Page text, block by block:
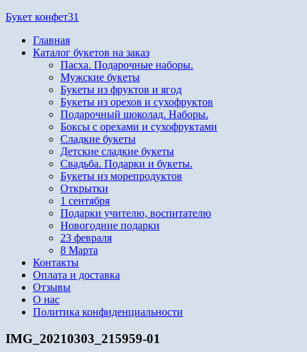
Перейти
содержимому
Букет конфет31
Главная
Каталог букетов на заказ
Пасха. Подарочные наборы.
Мужские букеты
Букеты из фруктов и ягод
Букеты из орехов и сухофруктов
Подарочный шоколад. Наборы.
Боксы с орехами и сухофруктами
Сладкие букеты
Детские сладкие букеты
Свадьба. Подарки и букеты.
Букеты из морепродуктов
Открытки
1 сентября
Подарки учителю, воспитателю
Новогодние подарки
23 февраля
8 Марта
Контакты
Оплата и доставка
Отзывы
О нас
Политика конфиденциальности
IMG_20210303_215959-01